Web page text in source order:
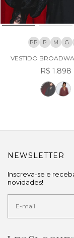
PP P M G
VESTIDO
R$ 1.898
NEWSLETTER
Inscreva-se e
novidades!